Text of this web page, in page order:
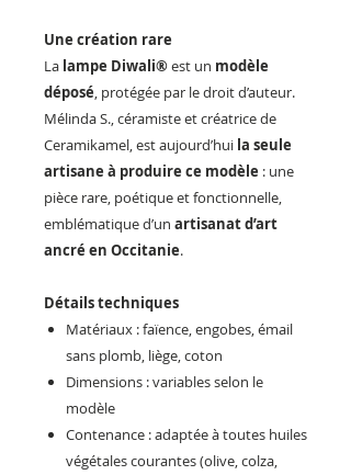
Une création rare
La lampe Diwali®est un modèle
déposé, protégée par le droit d’auteur.
Mélinda S., céramiste et créatrice de
Ceramikamel, est aujourd’hui la seule
artisane à produire ce modèle : une
pièce rare, poétique et fonctionnelle,
emblématique d’un artisanat d’art
ancré en Occitanie.
Détails techniques
Matériaux : faïence, engobes, émail
sans plomb, liège, coton
Dimensions : variables selon le
modèle
Contenance : adaptée à toutes huiles
végétales courantes (olive, colza,